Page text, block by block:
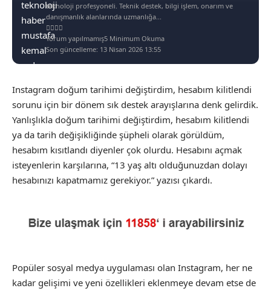
Son güncelleme: 13 Nisan 2026 13:55
teknoloji profesyoneli. Teknik destek, bilgi işlem, onarım ve
danışmanlık alanlarında uzmanlığa...
Yorum yapılmamış5 Minimum Okuma
Instagram doğum tarihimi değiştirdim, hesabım kilitlendi
sorunu için bir dönem sık destek arayışlarına denk gelirdik.
Yanlışlıkla doğum tarihimi değiştirdim, hesabım kilitlendi
ya da tarih değişikliğinde şüpheli olarak görüldüm,
hesabım kısıtlandı diyenler çok olurdu. Hesabını açmak
isteyenlerin karşılarına, “13 yaş altı olduğunuzdan dolayı
hesabınızı kapatmamız gerekiyor.” yazısı çıkardı.
Popüler sosyal medya uygulaması olan Instagram, her ne
kadar gelişimi ve yeni özellikleri eklenmeye devam etse de